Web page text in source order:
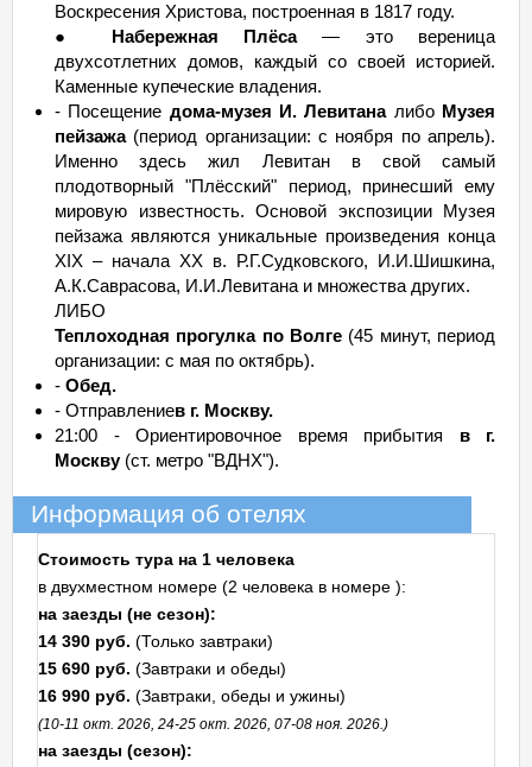
Воскресения Христова, построенная в 1817 году.
● Набережная Плёса— это вереница
двухсотлетних домов, каждый со своей историей.
Каменные купеческие владения.
- Посещение дома-музея И. Левитаналибо Музея
пейзажа(период организации: с ноября по апрель).
Именно здесь жил Левитан в свой самый
плодотворный "Плёсский" период, принесший ему
мировую известность. Основой экспозиции Музея
пейзажа являются уникальные произведения конца
XIX – начала XX в. Р.Г.Судковского, И.И.Шишкина,
А.К.Саврасова, И.И.Левитана и множества других.
ЛИБО
Теплоходная прогулка по Волге (45 минут, период
организации: с мая по октябрь).
- Обед.
- Отправлениев г. Москву.
21:00 - Ориентировочное время прибытия в г.
Москву(ст. метро "ВДНХ").
Информация об отелях
Стоимость тура на 1 человека
в двухместном номере (2 человека в номере ):
на заезды (не сезон):
14 390 руб. (Только завтраки)
15 690 руб. (Завтраки и обеды)
16 990 руб. (Завтраки, обеды и ужины)
(10-11 окт. 2026, 24-25 окт. 2026, 07-08 ноя. 2026.)
на заезды (сезон):